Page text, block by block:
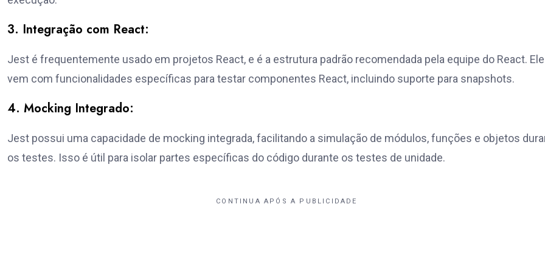
3. Integração com React:
Jest é frequentemente usado em projetos React, e é a estrutura padrão recomendada pela equipe do React. Ele
vem com funcionalidades específicas para testar componentes React, incluindo suporte para snapshots.
4. Mocking Integrado:
Jest possui uma capacidade de mocking integrada, facilitando a simulação de módulos, funções e objetos
os testes. Isso é útil para isolar partes específicas do código durante os testes de unidade.
CONTINUA APÓS A PUBLICIDADE